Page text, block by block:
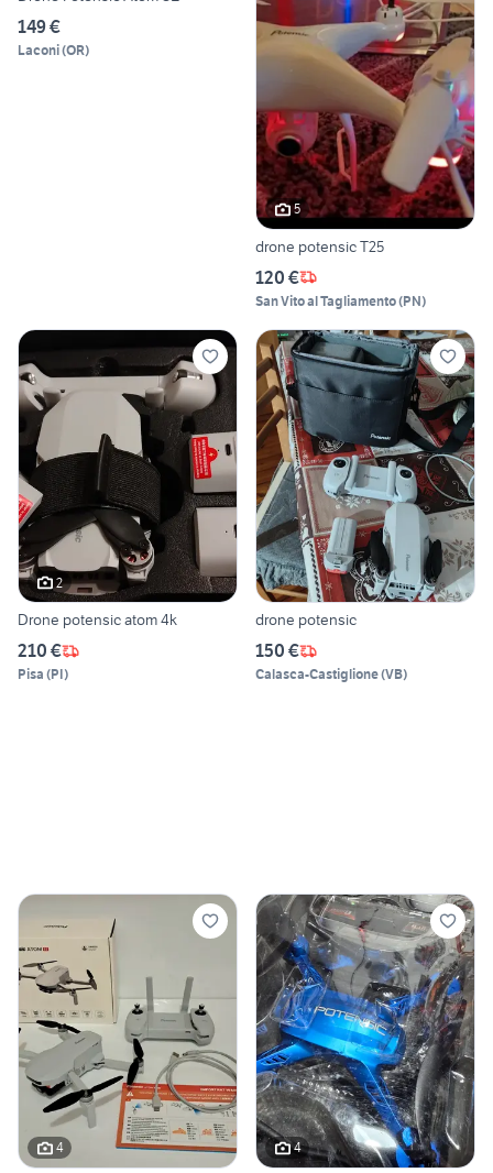
149 €
Laconi(OR)
5
drone potensic T25
120 €
San Vito al Tagliamento(PN)
2
Drone potensic atom 4k
210 €
Pisa (PI)
drone potensic
150 €
Calasca-Castiglione(VB)
4 4